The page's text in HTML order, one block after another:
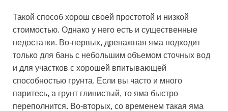
Такой способ хорош своей простотой и низкой
стоимостью. Однако у него есть и существенные
недостатки. Во-первых, дренажная яма подходит
только для бань с небольшим объемом сточных вод
и для участков с хорошей впитывающей
способностью грунта. Если вы часто и много
паритесь, а грунт глинистый, то яма быстро
переполнится. Во-вторых, со временем такая яма